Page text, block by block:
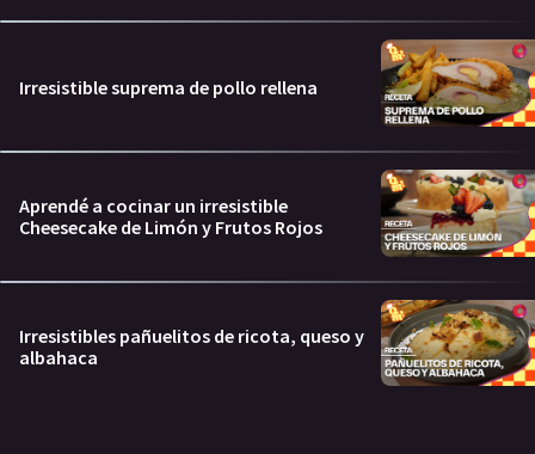
Irresistible suprema de pollo rellena
Aprendé a cocinar un irresistible
Cheesecake de Limón y Frutos Rojos
Irresistibles pañuelitos de ricota, queso y
albahaca